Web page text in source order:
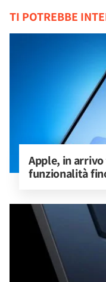
TI POTREBBE
Apple, in
funzionalità